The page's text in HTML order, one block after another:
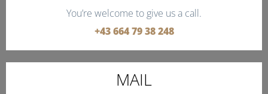
You’re welcome to give us a call.
+43 664 79 38 248
MAIL